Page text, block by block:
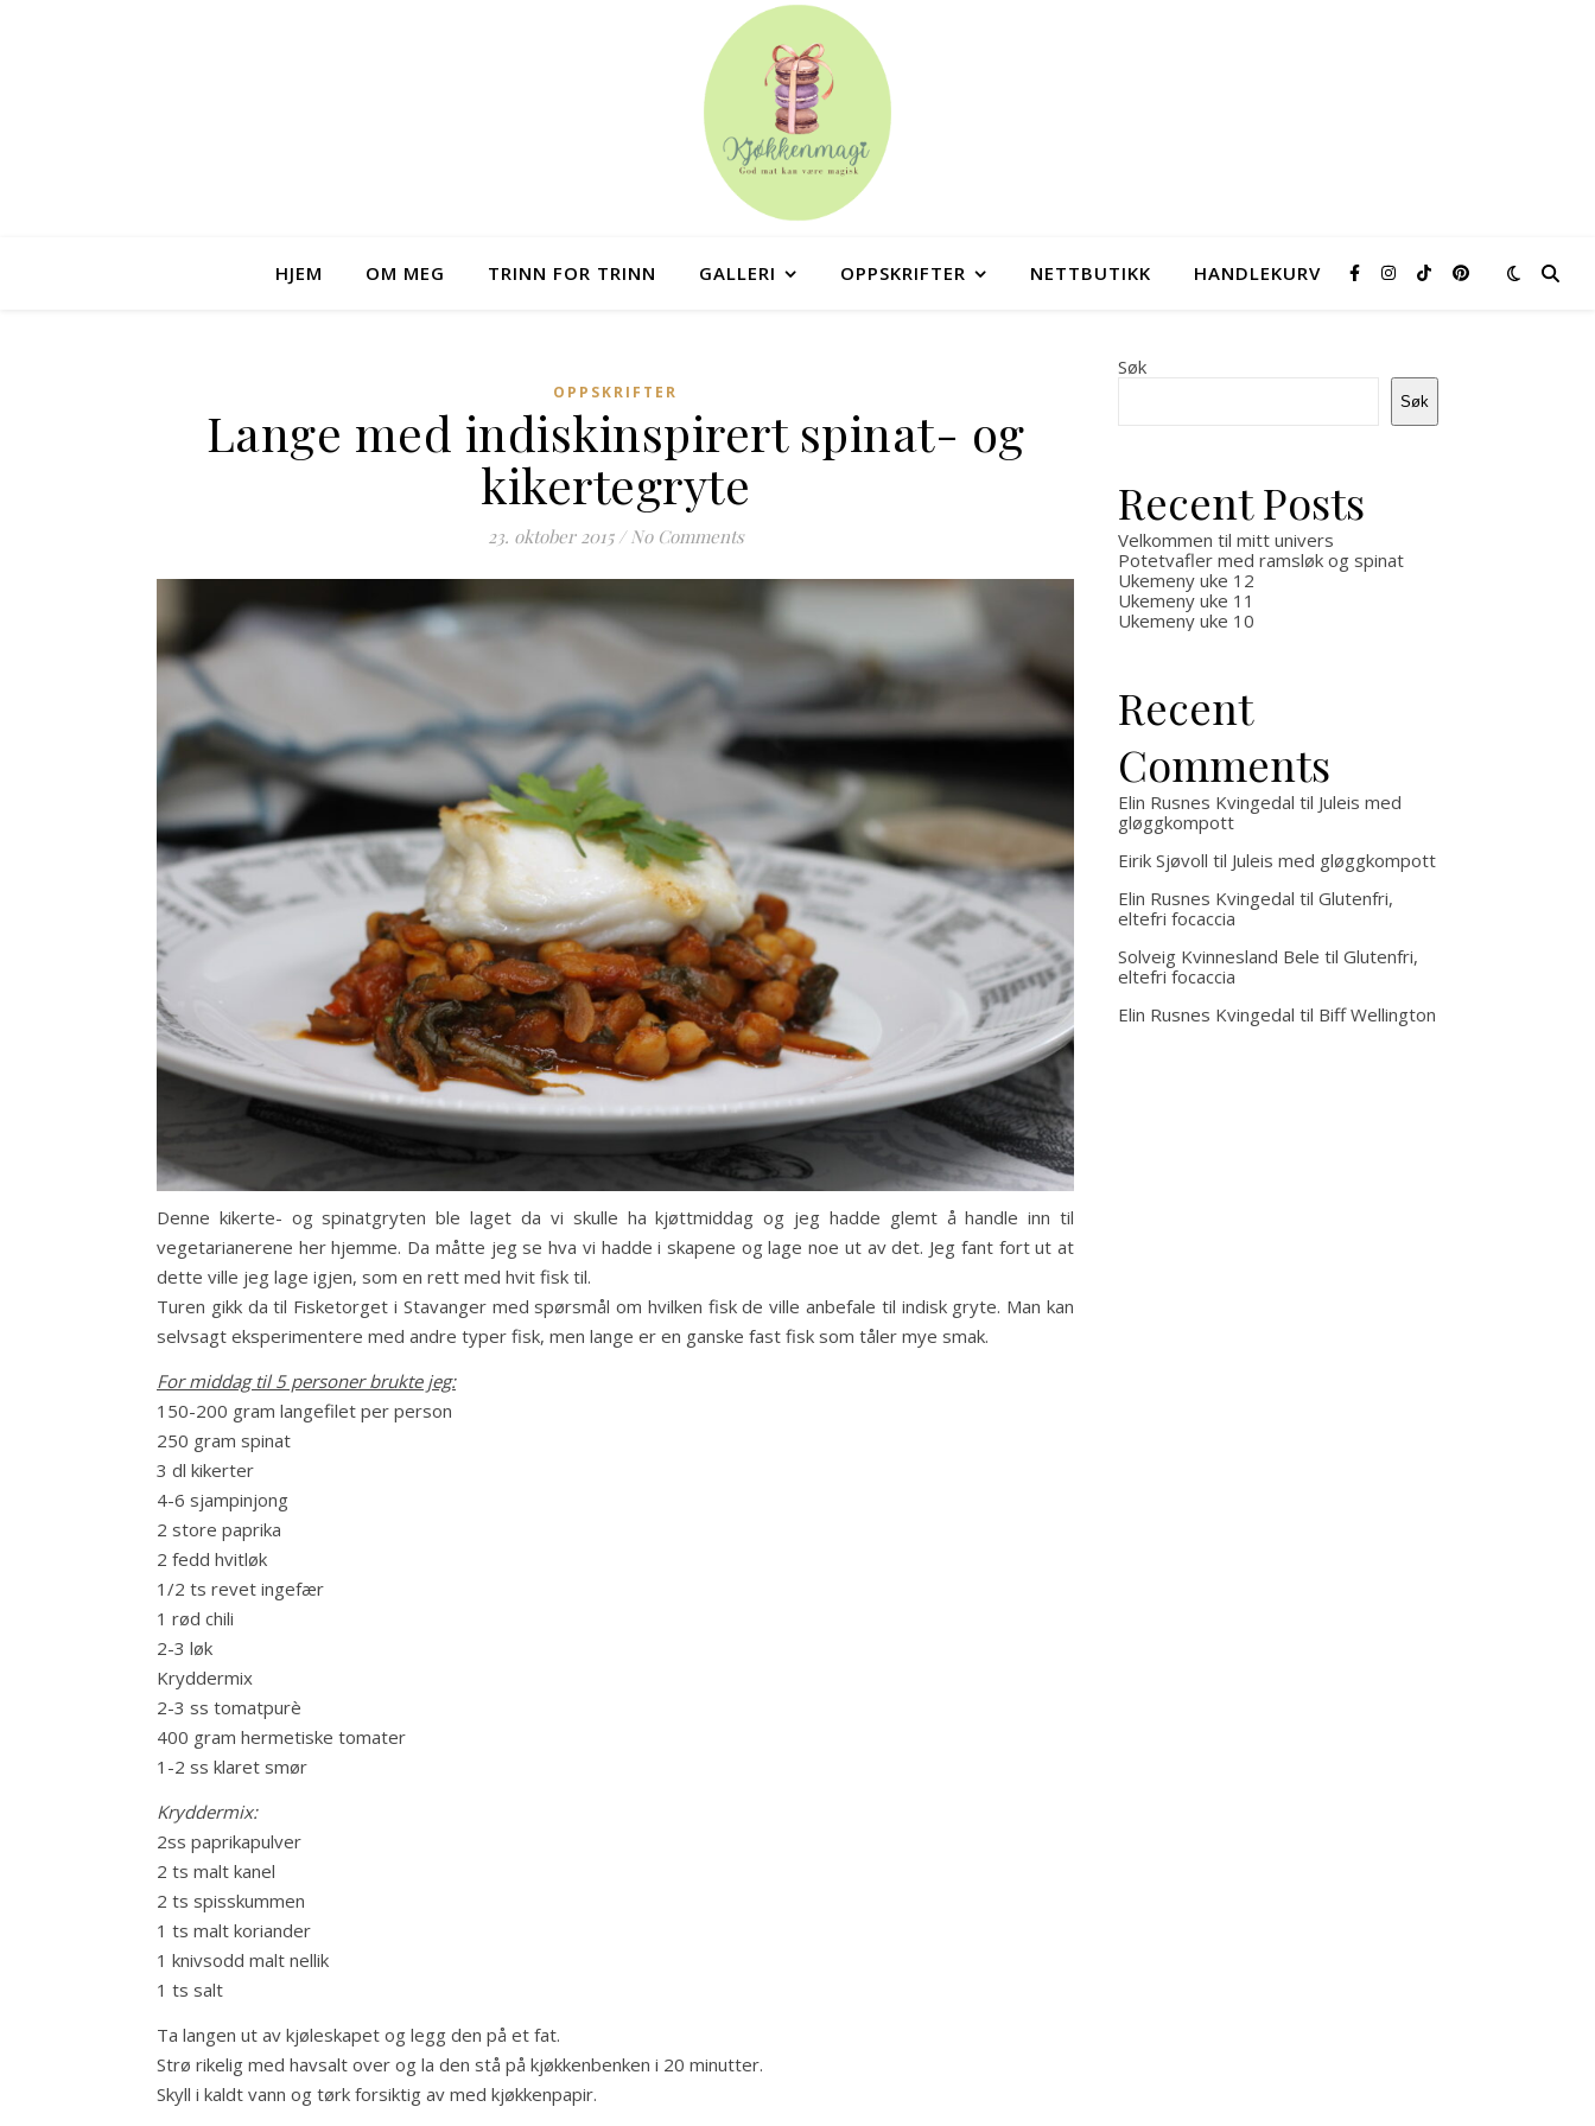
HJEM OM MEG TRINN FOR TRINN GALLERI OPPSKRIFTER NETTBUTIKK HANDLEKURV
OPPSKRIFTER
Lange med indiskinspirert spinat- og
kikertegryte
23. oktober 2015 / No Comments
Denne kikerte- og spinatgryten ble laget da vi skulle ha kjøttmiddag og jeg hadde glemt å handle inn til
vegetarianerene her hjemme. Da måtte jeg se hva vi hadde i skapene og lage noe ut av det. Jeg fant fort ut at
dette ville jeg lage igjen, som en rett med hvit fisk til.
Turen gikk da til Fisketorget i Stavanger med spørsmål om hvilken fisk de ville anbefale til indisk gryte. Man kan
selvsagt eksperimentere med andre typer fisk, men lange er en ganske fast fisk som tåler mye smak.
For middag til 5 personer brukte jeg:
150-200 gram langefilet per person
250 gram spinat
3 dl kikerter
4-6 sjampinjong
2 store paprika
2 fedd hvitløk
1/2 ts revet ingefær
1 rød chili
2-3 løk
Kryddermix
2-3 ss tomatpurè
400 gram hermetiske tomater
1-2 ss klaret smør
Kryddermix:
2ss paprikapulver
2 ts malt kanel
2 ts spisskummen
1 ts malt koriander
1 knivsodd malt nellik
1 ts salt
Ta langen ut av kjøleskapet og legg den på et fat.
Strø rikelig med havsalt over og la den stå på kjøkkenbenken i 20 minutter.
Skyll i kaldt vann og tørk forsiktig av med kjøkkenpapir.
Søk
Søk
Recent Posts
Velkommen til mitt univers
Potetvafler med ramsløk og spinat
Ukemeny uke 12
Ukemeny uke 11
Ukemeny uke 10
Recent
Comments
Elin Rusnes Kvingedal til Juleis med
gløggkompott
Eirik Sjøvoll til Juleis med gløggkompott
Elin Rusnes Kvingedal til Glutenfri,
eltefri focaccia
Solveig Kvinnesland Bele til Glutenfri,
eltefri focaccia
Elin Rusnes Kvingedal til Biff Wellington